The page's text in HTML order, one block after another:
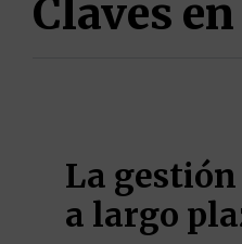
Claves
La
a largo